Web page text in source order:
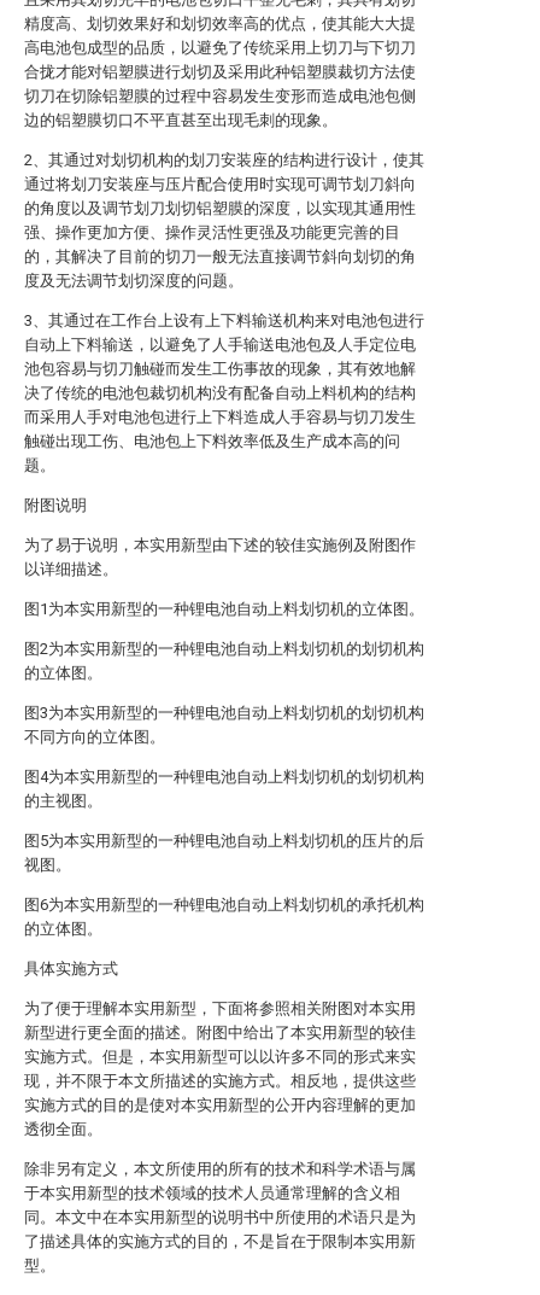
精度高、划切效果好和划切效率高的优点，使其能大大提
高电池包成型的品质，以避免了传统采用上切刀与下切刀
合拢才能对铝塑膜进行划切及采用此种铝塑膜裁切方法使
切刀在切除铝塑膜的过程中容易发生变形而造成电池包侧
边的铝塑膜切口不平直甚至出现毛刺的现象。
2、其通过对划切机构的划刀安装座的结构进行设计，使其
通过将划刀安装座与压片配合使用时实现可调节划刀斜向
的角度以及调节划刀划切铝塑膜的深度，以实现其通用性
强、操作更加方便、操作灵活性更强及功能更完善的目
的，其解决了目前的切刀一般无法直接调节斜向划切的角
度及无法调节划切深度的问题。
3、其通过在工作台上设有上下料输送机构来对电池包进行
自动上下料输送，以避免了人手输送电池包及人手定位电
池包容易与切刀触碰而发生工伤事故的现象，其有效地解
决了传统的电池包裁切机构没有配备自动上料机构的结构
而采用人手对电池包进行上下料造成人手容易与切刀发生
触碰出现工伤、电池包上下料效率低及生产成本高的问
题。
附图说明
为了易于说明，本实用新型由下述的较佳实施例及附图作
以详细描述。
图1为本实用新型的一种锂电池自动上料划切机的立体图。
图2为本实用新型的一种锂电池自动上料划切机的划切机构
的立体图。
图3为本实用新型的一种锂电池自动上料划切机的划切机构
不同方向的立体图。
图4为本实用新型的一种锂电池自动上料划切机的划切机构
的主视图。
图5为本实用新型的一种锂电池自动上料划切机的压片的后
视图。
图6为本实用新型的一种锂电池自动上料划切机的承托机构
的立体图。
具体实施方式
为了便于理解本实用新型，下面将参照相关附图对本实用
新型进行更全面的描述。附图中给出了本实用新型的较佳
实施方式。但是，本实用新型可以以许多不同的形式来实
现，并不限于本文所描述的实施方式。相反地，提供这些
实施方式的目的是使对本实用新型的公开内容理解的更加
透彻全面。
除非另有定义，本文所使用的所有的技术和科学术语与属
于本实用新型的技术领域的技术人员通常理解的含义相
同。本文中在本实用新型的说明书中所使用的术语只是为
了描述具体的实施方式的目的，不是旨在于限制本实用新
型。